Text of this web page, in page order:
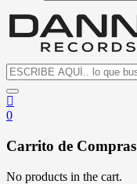
0
Carrito de Compras
No products in the cart.